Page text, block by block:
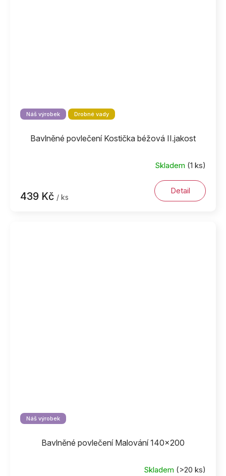
Náš výrobek Drobné vady
Bavlněné povlečení Kostička béžová II.jakost
Skladem (1 ks)
439 Kč / ks
Detail
Náš výrobek
Bavlněné povlečení Malování 140x200
Skladem (>20 ks)